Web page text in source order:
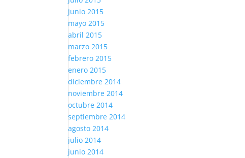
junio 2015
mayo 2015
abril 2015
marzo 2015
febrero 2015
enero 2015
diciembre 2014
noviembre 2014
octubre 2014
septiembre 2014
agosto 2014
julio 2014
junio 2014